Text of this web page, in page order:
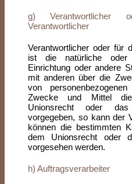
g) Verantwortlicher
Verantwortlicher
Verantwortlicher oder für
ist die natürliche oder
Einrichtung oder andere
mit anderen über die
von
Zwecke und Mittel
Unionsrecht oder
vorgegeben, so kann der
können die bestimmten
dem Unionsrecht oder
vorgesehen werden.
h) Auftragsverarbeiter